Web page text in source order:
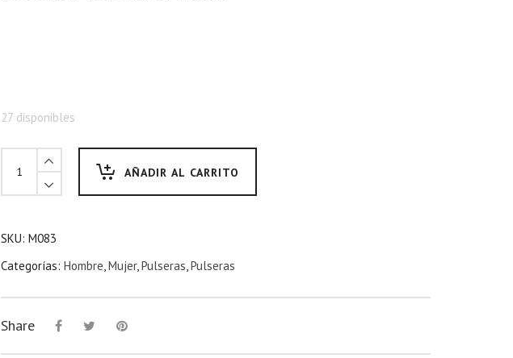
27 disponibles
AÑADIR AL CARRITO
SKU: M083
Categorías: Hombre Mujer, Pulseras Pulseras
Share